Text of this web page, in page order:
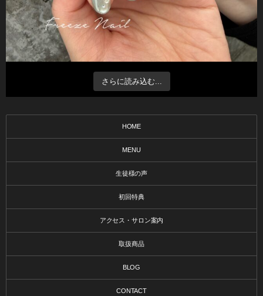
さらに読み込む...
HOME
MENU
生徒様の声
初回特典
アクセス・サロン案内
取扱商品
BLOG
CONTACT